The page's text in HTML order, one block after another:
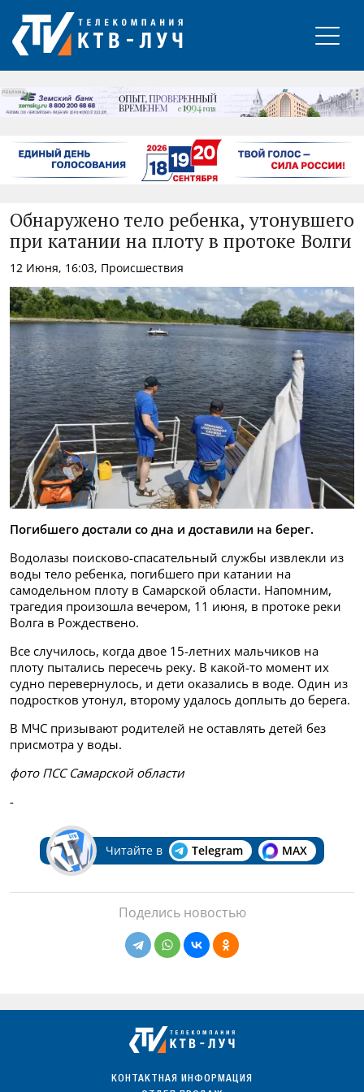
РЕКЛАМА
Обнаружено тело ребенка, утонувшего
при катании на плоту в протоке Волги
12 Июня, 16:03, Происшествия
Погибшего достали со дна и доставили на берег.
Водолазы поисково-спасательный службы извлекли из
воды тело ребенка, погибшего при катании на
самодельном плоту в Самарской области. Напомним,
трагедия произошла вечером, 11 июня, в протоке реки
Волга в Рождествено.
Все случилось, когда двое 15-летних мальчиков на
плоту пытались пересечь реку. В какой-то момент их
судно перевернулось, и дети оказались в воде. Один из
подростков утонул, второму удалось доплыть до берега.
В МЧС призывают родителей не оставлять детей без
присмотра у воды.
фото ПСС Самарской области
-
Читайте в Telegram MAX
Поделись новостью
КОНТАКТНАЯ ИНФОРМАЦИЯ